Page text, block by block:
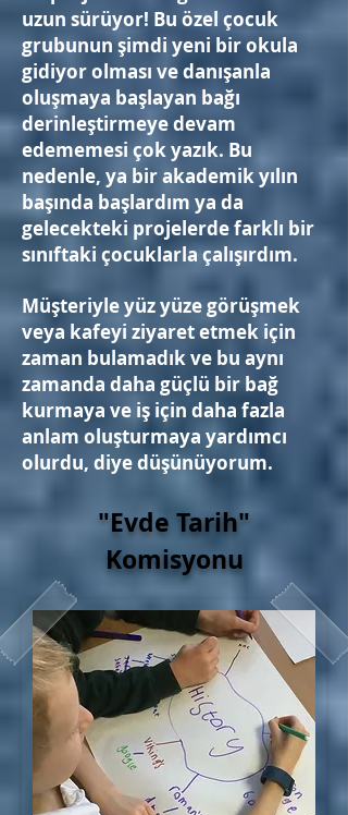
uzun sürüyor! Bu özel çocuk
grubunun şimdi yeni bir okula
gidiyor olması ve danışanla
oluşmaya başlayan bağı
derinleştirmeye devam
edememesi çok yazık. Bu
nedenle, ya bir akademik yılın
başında başlardım ya da
gelecekteki projelerde farklı bir
sınıftaki çocuklarla çalışırdım.
Müşteriyle yüz yüze görüşmek
veya kafeyi ziyaret etmek için
zaman bulamadık ve bu aynı
zamanda daha güçlü bir bağ
kurmaya ve iş için daha fazla
anlam oluşturmaya yardımcı
olurdu, diye düşünüyorum.
"Evde Tarih"
Komisyonu